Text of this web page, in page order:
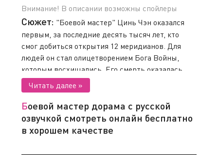
Внимание! В описании возможны спойлеры
Сюжет: "Боевой мастер" Цинь Чэн оказался
первым, за последние десять тысяч лет, кто
смог добиться открытия 12 меридианов. Для
людей он стал олицетворением Бога Войны,
которым восхищались. Его смерть оказалась
трагической и мужчина погиб от рук тех, кому
доверял и верил. Его убийцами стали
возлюбленная и лучший друг. Спустя несколько
столетий произошло нечто странное и сознание
вновь пробудилось. Теперь он был маленьким
Боевой мастер дорама с русской
озвучкой смотреть онлайн бесплатно
в хорошем качестве